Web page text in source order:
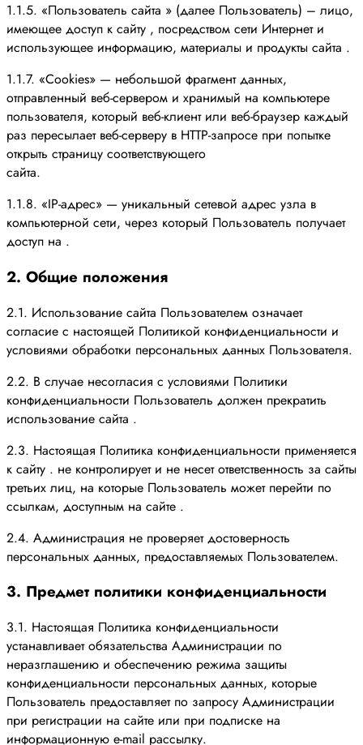
1.1.5. «Пользователь сайта » (далее Пользователь) – лицо,
имеющее доступ к сайту , посредством сети Интернет и
использующее информацию, материалы и продукты сайта .
1.1.7. «Cookies» — небольшой фрагмент данных,
отправленный веб-сервером и хранимый на компьютере
пользователя, который веб-клиент или веб-браузер каждый
раз пересылает веб-серверу в HTTP-запросе при попытке
открыть страницу соответствующего
сайта.
1.1.8. «IP-адрес» — уникальный сетевой адрес узла в
компьютерной сети, через который Пользователь получает
доступ на .
2. Общие положения
2.1. Использование сайта Пользователем означает
согласие с настоящей Политикой конфиденциальности и
условиями обработки персональных данных Пользователя.
2.2. В случае несогласия с условиями Политики
конфиденциальности Пользователь должен прекратить
использование сайта .
2.3. Настоящая Политика конфиденциальности применяется
к сайту . не контролирует и не несет ответственность за сайты
третьих лиц, на которые Пользователь может перейти по
ссылкам, доступным на сайте .
2.4. Администрация не проверяет достоверность
персональных данных, предоставляемых Пользователем.
3. Предмет политики конфиденциальности
3.1. Настоящая Политика конфиденциальности
устанавливает обязательства Администрации по
неразглашению и обеспечению режима защиты
конфиденциальности персональных данных, которые
Пользователь предоставляет по запросу Администрации
при регистрации на сайте или при подписке на
информационную e-mail рассылку.